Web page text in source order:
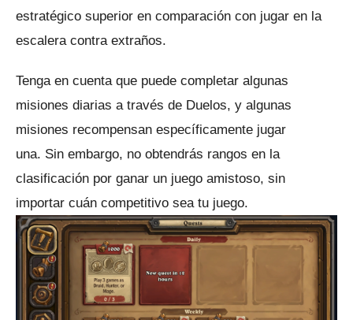
estratégico superior en comparación con jugar en la
escalera contra extraños.
Tenga en cuenta que puede completar algunas
misiones diarias a través de Duelos, y algunas
misiones recompensan específicamente jugar
una. Sin embargo, no obtendrás rangos en la
clasificación por ganar un juego amistoso, sin
importar cuán competitivo sea tu juego.